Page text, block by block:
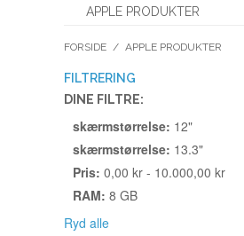
APPLE PRODUKTER
FORSIDE / APPLE PRODUKTER
FILTRERING
DINE FILTRE:
skærmstørrelse: 12"
skærmstørrelse: 13.3"
Pris: 0,00 kr - 10.000,00 kr
RAM: 8 GB
Ryd alle